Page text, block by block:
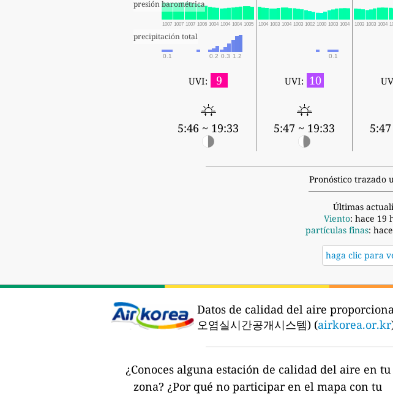
presión barométrica
1007 1007 1007 1006 1004 1004 1004 1005 1004 1003 1004 1003 1002 1000 1003 1004 1003 1003 1004
precipitación total
0.1 0.2 0.3 1.2 0.1
UVI: 9
5:46 ~ 19:33
UVI: 10
5:47 ~ 19:33
Pronóstico trazado
Últimas
Viento: hace 19
partículas finas:
haga clic para
Datos de calidad del aire
오염실시간공개시스템) (airkorea.or.kr
¿Conoces alguna estación de calidad del aire en tu
zona? ¿Por qué no participar en el mapa con tu